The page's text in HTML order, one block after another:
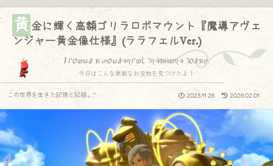
黄 金に輝く高額ゴリラロボマウント『魔導アヴェ
ンジャー黄金像仕様』(ララフェルVer.)
I found a wonderful treasure today.
今日はこんな素敵なお宝物を見つけたよ！
2023.11.26 2026.02.01
この世界を生きた記憶と記録.｡.:*